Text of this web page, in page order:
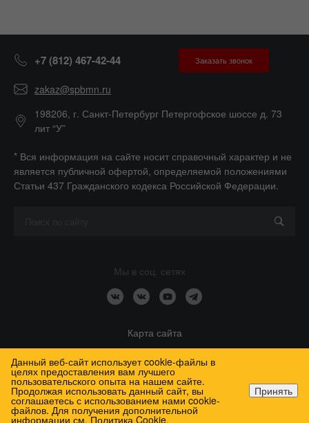
Главная Кабинет Корзина
Главная Кабинет Корзина
+7 (812) 467-42-44 Заказать звонок
zakaz@spbmn.ru
198206, г. Санкт-Петербург Петергофское шоссе д. 73
лит “У”
* Вся информация на сайте носит справочный характер и не
является публичной офертой, определяемой положениями
Статьи 437 Гражданского кодекса Российской Федерации.
Мы в соц. сетях
2026 Медтехника Спб, Все права защищены
Карта сайта
Данный веб-сайт использует cookie-файлы в
целях предоставления вам лучшего
пользовательского опыта на нашем сайте.
Продолжая использовать данный сайт, вы
соглашаетесь с использованием нами cookie-
файлов. Для получения дополнительной
информации см.Политика Cookie.
Принять